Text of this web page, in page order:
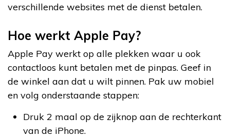
verschillende websites met de dienst betalen.
Hoe werkt Apple Pay?
Apple Pay werkt op alle plekken waar u ook
contactloos kunt betalen met de pinpas. Geef in
de winkel aan dat u wilt pinnen. Pak uw mobiel
en volg onderstaande stappen:
Druk 2 maal op de zijknop aan de rechterkant
van de iPhone.